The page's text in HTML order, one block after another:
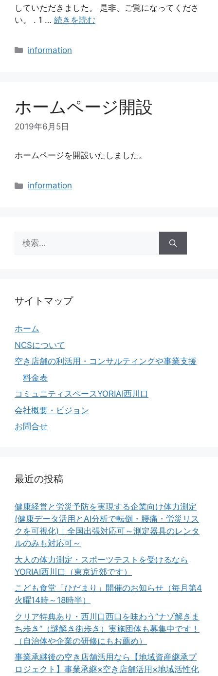
していただきました。 是非、ご覧になってくださ
い。 . 1 … 続きを読む
カ
information
ホームページ開設
2019年6月5日
ホームページを開設いたしました。
カ
information
索:
サイトマップ
ホーム
NCSについて
空き店舗の利活用・コンサルティングや事業支援
料金表
コミュニティスペースYORIAI西川口
会社概要・ビジョン
お問合せ
最近の投稿
健康経営と労災予防を実現する企業向け体力測定
(健康データ活用とAI分析で転倒・腰痛・労災リス
クを可視化)｜全国出張対応可～測定器具のレンタ
ルのみも対応可～
大人の体力測定・スポーツテストを受けるなら
YORIAI西川口（東京近郊です）
こども食堂「ひだまり」開催のお知らせ（毎月第4
火曜14時～18時半）
クリア特典あり・西川口西口を味わう”ナゾ解きま
ち歩き”（謎解き街歩き）実施団体も募集中です！
（自治体や企業の研修にもお薦め）
事業承継後の空き店舗活用なら【地域資産継承プ
ロジェクト】事業承継×空き店舗活用×地域活性化